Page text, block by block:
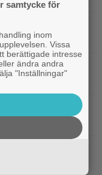
Matt
blir en av Sam
Nintendo –
samtycke för
inom
Vissa
berättigade intresse
ändra andra
"Inställningar"